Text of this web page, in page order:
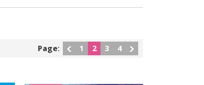
Page: 1 2 3 4